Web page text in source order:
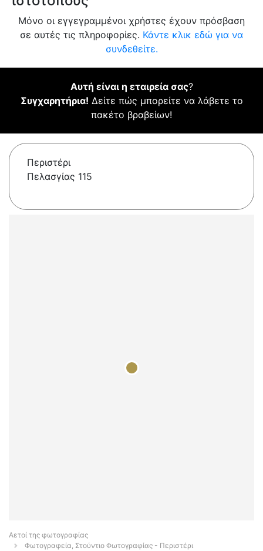
Μόνο οι εγγεγραμμένοι χρήστες έχουν πρόσβαση
σε αυτές τις πληροφορίες. Κάντε κλικ εδώ για να
συνδεθείτε.
Αυτή είναι η εταιρεία σας?
Συγχαρητήρια! Δείτε πώς μπορείτε να λάβετε το
πακέτο βραβείων!
Περιστέρι
Πελασγίας 115
Αετοί της φωτογραφίας
Φωτογραφεία, Στούντιο Φωτογραφίας - Περιστέρι